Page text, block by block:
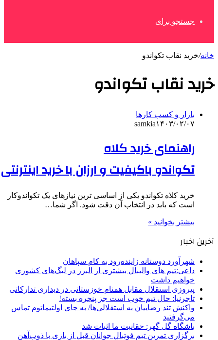
جستجو برای
خانه/خرید نقاب تکواندو
خرید نقاب تکواندو
بازار و کسب کارها
samkia۱۴۰۳/۰۲/۰۷
راهنمای خرید کلاه
تکواندو باکیفیت و ارزان با خرید اینترنتی
خرید کلاه تکواندو یکی از اساسی ترین نیازهای یک تکواندوکار
است که باید در انتخاب آن دقت شود. اگر شما…
بیشتر بخوانید »
آخرین اخبار
شهرآورد دوستانه زاینده‌رود به کام سپاهان
داعی:تیم های والیبال بیشتری از البرز در لیگ‌های کشوری
خواهیم داشت
پیروزی استقلال مقابل همنام خوزستانی در دیداری تدارکاتی
تاجرنیا: حال تیم خوب است جز پنجره بسته!
واکنش تند رضاییان به استقلالی‌ها/ به جای اولتیماتوم تماس
می‌گرفتید
باشگاه گل گهر: حقانیت ما اثبات شد
برگزاری تمرین تیم فوتبال جوانان قبل از بازی با ذوب‌آهن